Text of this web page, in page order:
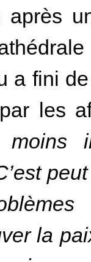
après
a fini
les
moins
la